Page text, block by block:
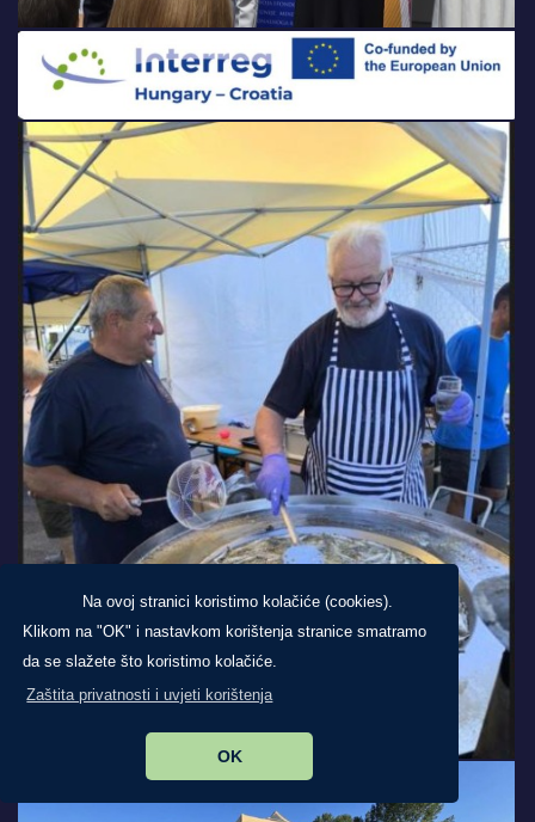
Na ovoj stranici koristimo kolačiće (cookies).
Klikom na "OK" i nastavkom korištenja stranice smatramo
da se slažete što koristimo kolačiće.
Zaštita privatnosti i uvjeti korištenja
OK